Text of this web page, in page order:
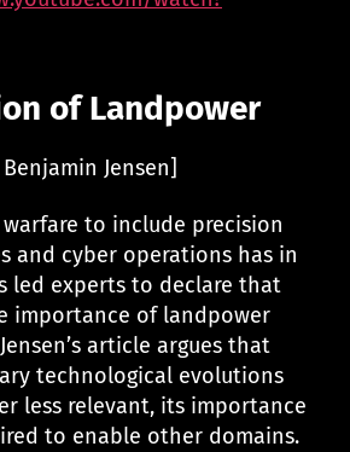
of Landpower
Benjamin Jensen]
to include precision
and cyber operations has in
led experts to declare that
importance of landpower
article argues that
technological evolutions
less relevant, its importance
to enable other domains.